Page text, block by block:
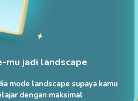
mu jadi landscape
mode landscape supaya kamu
dengan maksimal